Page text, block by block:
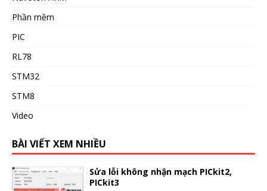
Phần mềm
PIC
RL78
STM32
STM8
Video
BÀI VIẾT XEM NHIỀU
Sửa lỗi không nhận mạch PICkit2,
PICkit3